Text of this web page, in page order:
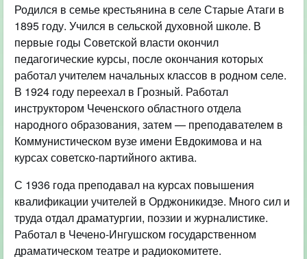
Родился в семье крестьянина в селе Старые Атаги в
1895 году. Учился в сельской духовной школе. В
первые годы Советской власти окончил
педагогические курсы, после окончания которых
работал учителем начальных классов в родном селе.
В 1924 году переехал в Грозный. Работал
инструктором Чеченского областного отдела
народного образования, затем — преподавателем в
Коммунистическом вузе имени Евдокимова и на
курсах советско-партийного актива.
С 1936 года преподавал на курсах повышения
квалификации учителей в Орджоникидзе. Много сил и
труда отдал драматургии, поэзии и журналистике.
Работал в Чечено-Ингушском государственном
драматическом театре и радиокомитете.